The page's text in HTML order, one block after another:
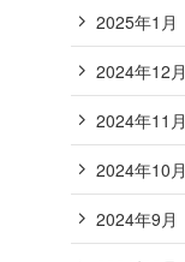
2025年1月
2024年12月
2024年11月
2024年10月
2024年9月